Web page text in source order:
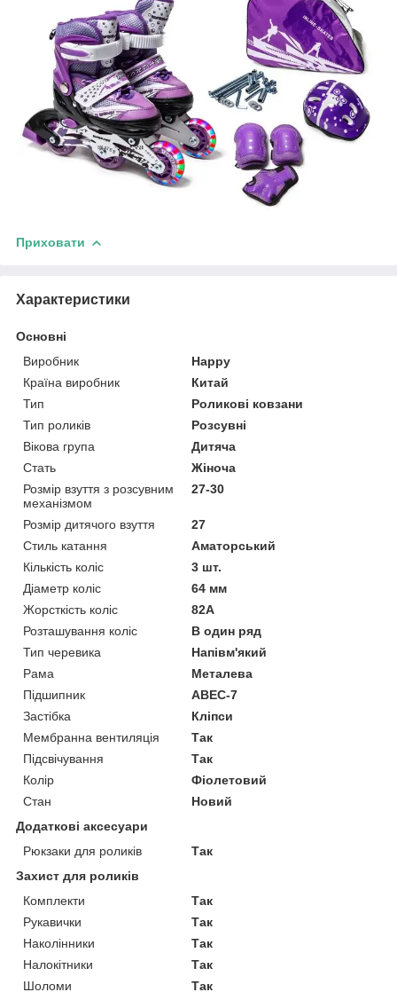
Приховати
Характеристики
Основні
Виробник
Happy
Країна виробник
Китай
Тип
Роликові ковзани
Тип роликів
Розсувні
Вікова група
Дитяча
Стать
Жіноча
Розмір взуття з розсувним
механізмом
27-30
Розмір дитячого взуття
27
Стиль катання
Аматорський
Кількість коліс
3 шт.
Діаметр коліс
64 мм
Жорсткість коліс
82А
Розташування коліс
В один ряд
Тип черевика
Напівм'який
Рама
Металева
Підшипник
ABEC-7
Застібка
Кліпси
Мембранна вентиляція
Так
Підсвічування
Так
Колір
Фіолетовий
Стан
Новий
Додаткові аксесуари
Рюкзаки для роликів
Так
Захист для роликів
Комплекти
Так
Рукавички
Так
Наколінники
Так
Налокітники
Так
Шоломи
Так